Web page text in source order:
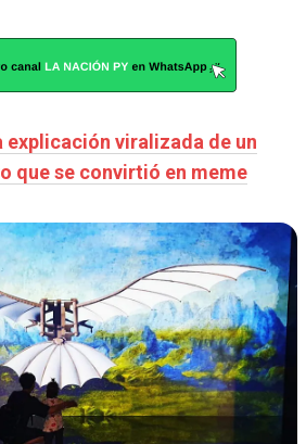
explicación viralizada de un
que se convirtió en meme